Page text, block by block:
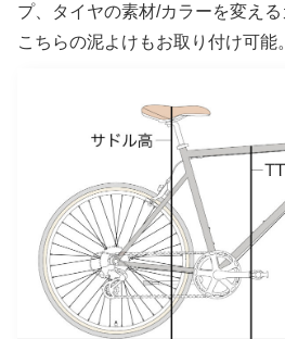
プ、タイヤの素材/カラーを変える
こちらの泥よけもお取り付け可能。